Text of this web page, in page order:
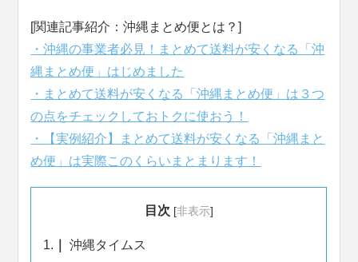
[関連記事紹介：沖縄まとめ便とは？]
・沖縄の事業者必見！まとめて送料が安くなる「沖
縄まとめ便」はじめました
・まとめて送料が安くなる「沖縄まとめ便」は３つ
の点をチェックしておトクに使おう！
・【実例紹介】まとめて送料が安くなる「沖縄まと
め便」は実際このくらいまとまります！
目次 [非表示]
1. 沖縄タイムス